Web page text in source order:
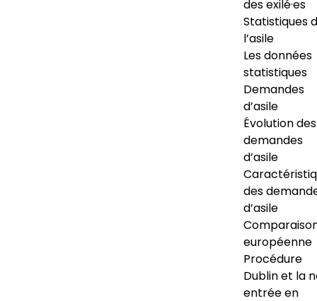
des exilé·es
Statistiques
l’asile
Les données
statistiques
Demandes
d’asile
Évolution des
demandes
d’asile
des
d’asile
européenne
Procédure
Dublin et la
entrée en